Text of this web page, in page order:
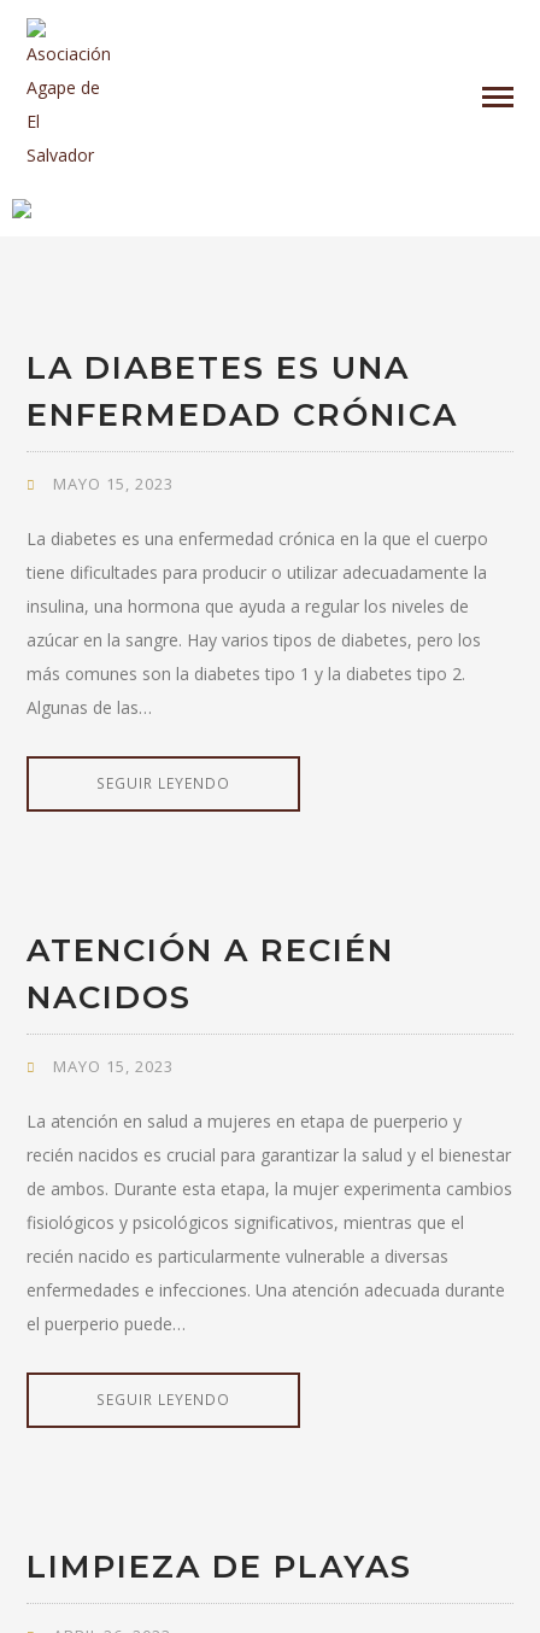
LA DIABETES ES UNA
ENFERMEDAD CRÓNICA
MAYO 15, 2023
La diabetes es una enfermedad crónica en la que el cuerpo
tiene dificultades para producir o utilizar adecuadamente la
insulina, una hormona que ayuda a regular los niveles de
azúcar en la sangre. Hay varios tipos de diabetes, pero los
más comunes son la diabetes tipo 1 y la diabetes tipo 2.
Algunas de las…
SEGUIR LEYENDO
ATENCIÓN A RECIÉN
NACIDOS
MAYO 15, 2023
La atención en salud a mujeres en etapa de puerperio y
recién nacidos es crucial para garantizar la salud y el bienestar
de ambos. Durante esta etapa, la mujer experimenta cambios
fisiológicos y psicológicos significativos, mientras que el
recién nacido es particularmente vulnerable a diversas
enfermedades e infecciones. Una atención adecuada durante
el puerperio puede…
SEGUIR LEYENDO
LIMPIEZA DE PLAYAS